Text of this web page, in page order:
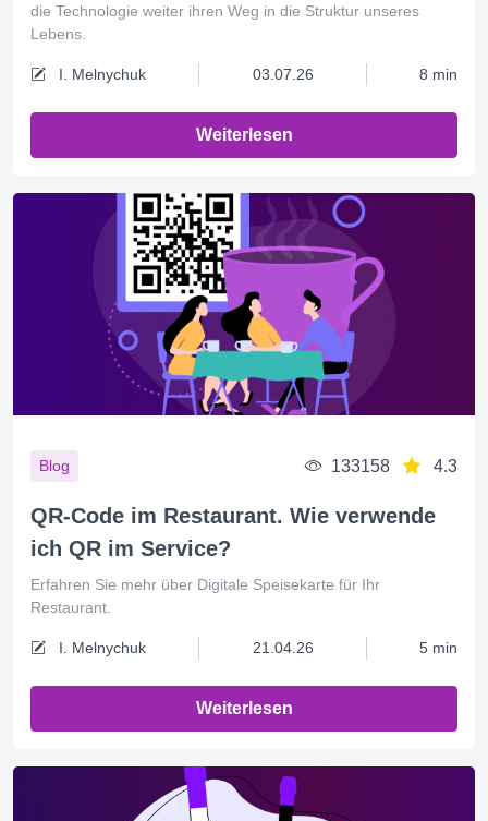
die Technologie weiter ihren Weg in die Struktur unseres
Lebens.
I. Melnychuk 03.07.26 8 min
Weiterlesen
Blog 133158 4.3
QR-Code im Restaurant. Wie verwende
ich QR im Service?
Erfahren Sie mehr über Digitale Speisekarte für Ihr
Restaurant.
I. Melnychuk 21.04.26 5 min
Weiterlesen